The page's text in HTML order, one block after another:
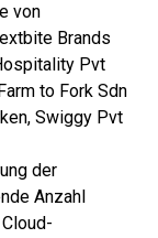
von
Brands
Pvt
to Fork Sdn
Swiggy Pvt
der
Anzahl